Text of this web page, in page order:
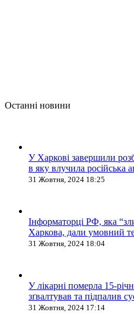
Останні новини
У Харкові завершили
в яку влучила російська
31 Жовтня, 2024 18:25
Інформаторці РФ, яка
Харкова, дали умовний
31 Жовтня, 2024 18:04
У лікарні померла 15-
зґвалтував та підпалив
31 Жовтня, 2024 17:14